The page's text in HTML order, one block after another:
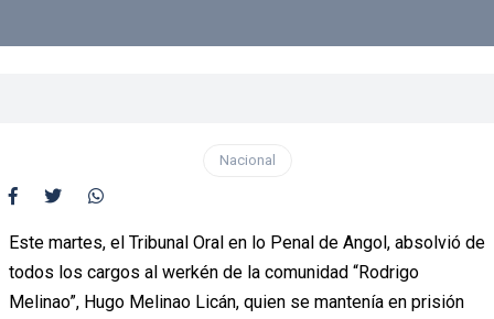
Nacional
Este martes, el Tribunal Oral en lo Penal de Angol, absolvió de
todos los cargos al werkén de la comunidad “Rodrigo
Melinao”, Hugo Melinao Licán, quien se mantenía en prisión